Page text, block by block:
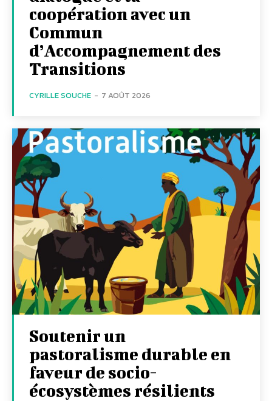
coopération avec un
Commun
d’Accompagnement des
Transitions
CYRILLE SOUCHE - 7 AOÛT 2026
Soutenir un
pastoralisme durable en
faveur de socio-
écosystèmes résilients